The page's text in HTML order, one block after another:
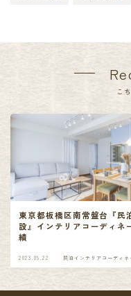
こ
東京都板橋区南常盤台『民
設』インテリアコーディネ
績
2023.09.22 民泊インテリアコーディネ